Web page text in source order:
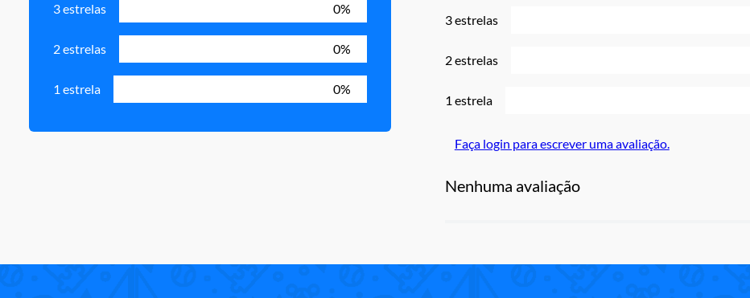
3 estrelas 0%
2 estrelas 0%
1 estrela 0%
3 estrelas
2 estrelas
1 estrela
Faça login para escrever uma avaliação.
Nenhuma avaliação